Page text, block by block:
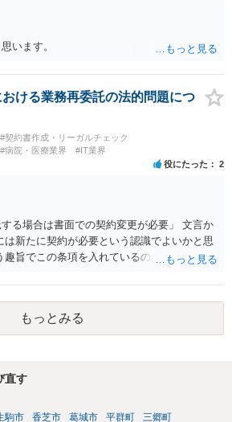
います。
ける業務再委託の法的問題につ
#契約書作成・リーガルチェック
#病院・医療業界 #IT業界
役にたった 2
る場合は書面での契約変更が必要」 文言か
は新たに契約が必要という認識でよいかと思
趣旨でこの条項を入れているのかが少し気に
約変更という手続きを予定しているとなる
かもしれませんが、場合によっては、契約
考えてのものなのかという危惧はありま
もっとみる
直す
駒市 香芝市 葛城市 平群町
三郷町